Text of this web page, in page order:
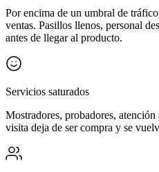
Por encima de un umbral de
ventas. Pasillos llenos, personal
antes de llegar al producto.
Servicios saturados
Mostradores, probadores,
visita deja de ser compra y se